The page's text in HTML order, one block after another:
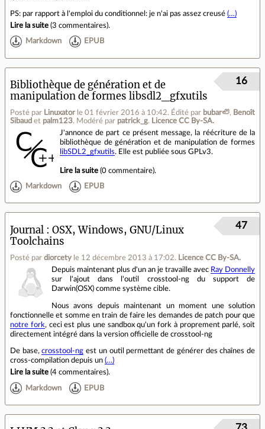
PS: par rapport à l'emploi du conditionnel: je n'ai pas assez creusé (…)
Lire la suite (3 commentaires).
Markdown EPUB
Bibliothèque de génération et de
manipulation de formes libsdl2_gfxutils
Posté par Linuxator le 01 février 2016 à 10:42. Édité par bubar🦥, Benoît
Sibaud et palm123. Modéré par patrick_g. Licence CC By‑SA.
16
J'annonce de part ce présent message, la réécriture de la
bibliothèque de génération et de manipulation de formes
libSDL2_gfxutils. Elle est publiée sous GPLv3.
Lire la suite (0 commentaire).
Markdown EPUB
Journal
OSX, Windows, GNU/Linux
Toolchains
Posté par diorcety le 12 décembre 2013 à 17:02. Licence CC By‑SA.
47
Depuis maintenant plus d'un an je travaille avec Ray Donnelly
sur l'ajout dans l'outil crosstool-ng du support de
Darwin(OSX) comme système cible.
Nous avons depuis maintenant un moment une solution
fonctionnelle et somme en train de faire les demandes de patch pour que
notre fork, ceci est plus une sandbox qu'un fork à proprement parlé, soit
directement intégré dans la version officielle de crosstool-ng
De base,crosstool-ng est un outil permettant de générer des chaînes de
cross-compilation depuis un (…)
Lire la suite (4 commentaires).
Markdown EPUB